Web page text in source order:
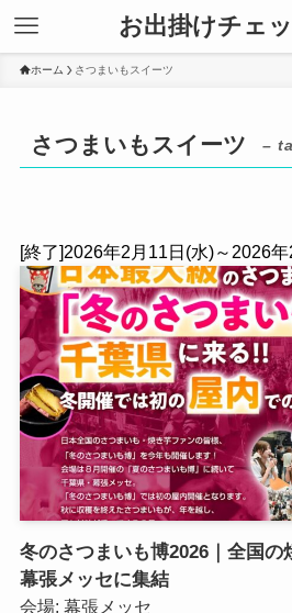
お出掛けチェ
ホーム さつまいもスイーツ
さつまいもスイーツ –
[終了]2026年2月11日(水)～2026
冬のさつまいも博2026｜全国の
幕張メッセに集結
会場: 幕張メッセ